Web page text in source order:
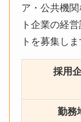
ア・公共機
ト企業の経
トを募集しま
採用
勤務